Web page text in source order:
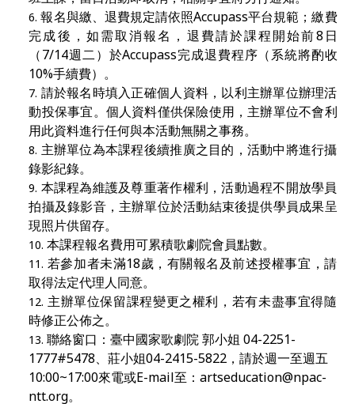
報名與繳、退費規定請依照Accupass平台規範；繳費
完成後，如需取消報名，退費請於課程開始前8日
（7/14週二）於Accupass完成退費程序（系統將酌收
10%手續費）。
請於報名時填入正確個人資料，以利主辦單位辦理活
動投保事宜。個人資料僅供保險使用，主辦單位不會利
用此資料進行任何與本活動無關之事務。
主辦單位為本課程後續推廣之目的，活動中將進行攝
錄影紀錄。
本課程為維護及尊重著作權利，活動過程不開放學員
拍攝及錄影音，主辦單位於活動結束後提供學員成果呈
現照片供留存。
本課程報名費用可累積歌劇院會員點數。
若參加者未滿18歲，有關報名及前述授權事宜，請
取得法定代理人同意。
主辦單位保留課程變更之權利，若有未盡事宜得隨
時修正公佈之。
聯絡窗口：臺中國家歌劇院 郭小姐 04-2251-
1777#5478、莊小姐04-2415-5822，請於週一至週五
10:00~17:00來電或E-mail至：artseducation@npac-
ntt.org。